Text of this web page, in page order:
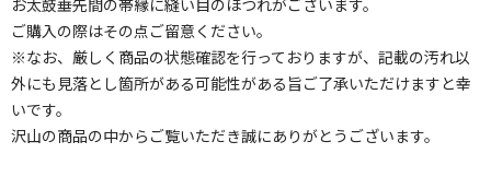
お太鼓垂先間の帯縁に縫い目のほつれがございます。
ご購入の際はその点ご留意ください。
※なお、厳しく商品の状態確認を行っておりますが、記載の汚れ以
外にも見落とし箇所がある可能性がある旨ご了承いただけますと幸
いです。
沢山の商品の中からご覧いただき誠にありがとうございます。